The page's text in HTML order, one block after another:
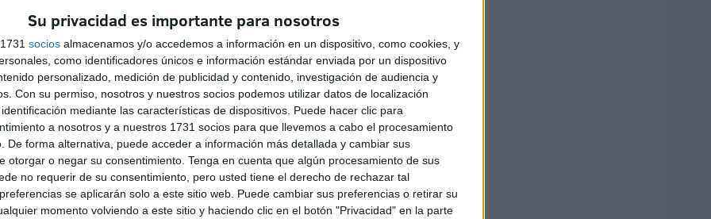
Su privacidad es importante para nosotros
socios almacenamos y/o accedemos a información en un dispositivo, como cookies, y
como identificadores únicos e información estándar enviada por un dispositivo
personalizado, medición de publicidad y contenido, investigación de audiencia y
Con su permiso, nosotros y nuestros socios podemos utilizar datos de localización
mediante las características de dispositivos. Puede hacer clic para
a nosotros y a nuestros 1731 socios para que llevemos a cabo el procesamiento
De forma alternativa, puede acceder a información más detallada y cambiar sus
otorgar o negar su consentimiento. Tenga en cuenta que algún procesamiento de sus
no requerir de su consentimiento, pero usted tiene el derecho de rechazar tal
se aplicarán solo a este sitio web. Puede cambiar sus preferencias o retirar su
momento volviendo a este sitio y haciendo clic en el botón "Privacidad" en la parte
los retornos voluntarios que en goteo y de manera
que quieren volver y que se sienten engañados. Entre
partir hacia su país acudiendo con sus maletas.